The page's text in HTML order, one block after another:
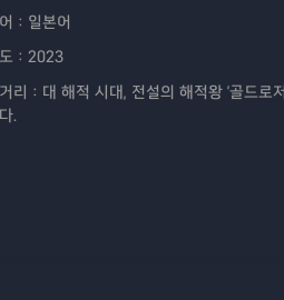
： 일본어
： 2023
리： 대 해적 시대, 전설의 해적왕 '골드로
.